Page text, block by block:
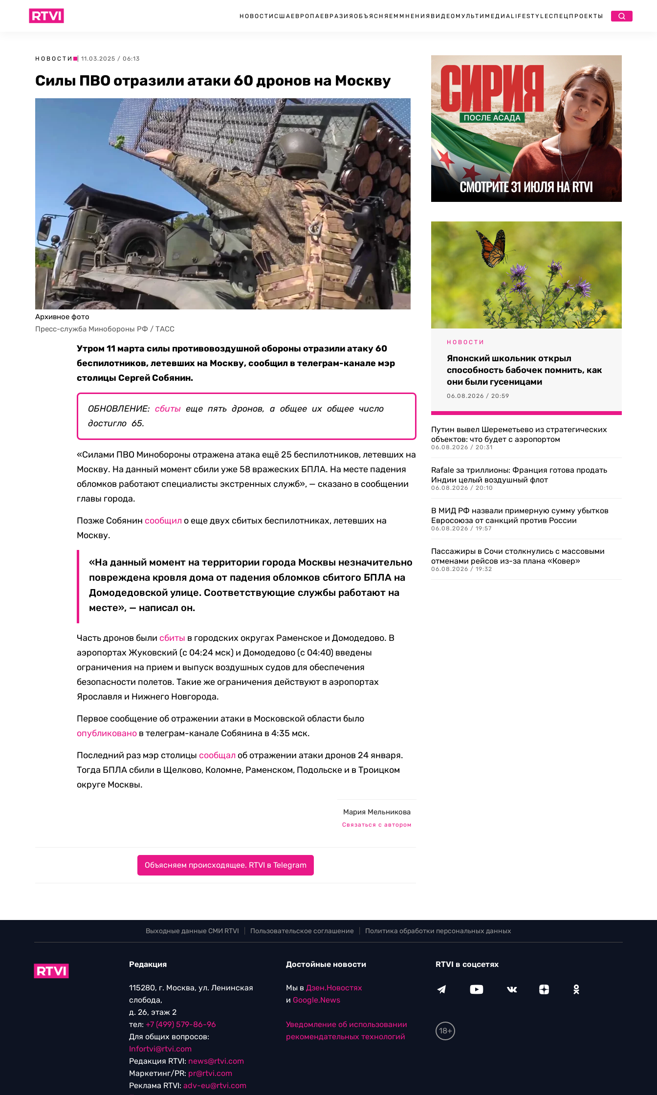
НОВОСТИ США ЕВРОПА ЕВРАЗИЯ ОБЪЯСНЯЕМ МНЕНИЯ ВИДЕО МУЛЬТИМЕДИА LIFESTYLEСПЕЦПРОЕКТЫ
НОВОСТИ | 11.03.2025 / 06:13
Силы ПВО отразили атаки 60 дронов на Москву
Архивное фото
Пресс-служба Минобороны РФ / ТАСС
Утром 11 марта силы противовоздушной обороны отразили атаку 60
беспилотников, летевших на Москву, сообщил в телеграм-канале мэр
столицы Сергей Собянин.
ОБНОВЛЕНИЕ:сбиты еще пять дронов, а общее их общее число
достигло 65.
«Силами ПВО Минобороны отражена атака ещё 25 беспилотников, летевших на
Москву. На данный момент сбили уже 58 вражеских БПЛА. На месте падения
обломков работают специалисты экстренных служб», — сказано в сообщении
главы города.
Позже Собянин сообщил о еще двух сбитых беспилотниках, летевших на
Москву.
«На данный момент на территории города Москвы незначительно
повреждена кровля дома от падения обломков сбитого БПЛА на
Домодедовской улице. Соответствующие службы работают на
месте», — написал он.
Часть дронов были сбиты в городских округах Раменское и Домодедово. В
аэропортах Жуковский (с 04:24 мск) и Домодедово (с 04:40) введены
ограничения на прием и выпуск воздушных судов для обеспечения
безопасности полетов. Такие же ограничения действуют в аэропортах
Ярославля и Нижнего Новгорода.
Первое сообщение об отражении атаки в Московской области было
опубликовано в телеграм-канале Собянина в 4:35 мск.
Последний раз мэр столицы сообщал об отражении атаки дронов 24 января.
Тогда БПЛА сбили в Щелково, Коломне, Раменском, Подольске и в Троицком
округе Москвы.
Мария Мельникова
Связаться с автором
Объясняем происходящее. RTVI в Telegram
НОВОСТИ
Японский школьник открыл
способность бабочек помнить, как
они были гусеницами
06.08.2026 / 20:59
Путин вывел Шереметьево из стратегических
объектов: что будет с аэропортом
06.08.2026 / 20:31
Rafale за триллионы: Франция готова продать
Индии целый воздушный флот
06.08.2026 / 20:10
В МИД РФ назвали примерную сумму убытков
Евросоюза от санкций против России
06.08.2026 / 19:57
Пассажиры в Сочи столкнулись с массовыми
отменами рейсов из-за плана «Ковер»
06.08.2026 / 19:32
Выходные данные СМИ RTVI Пользовательское соглашение Политика обработки персональных данных
Редакция
115280, г. Москва, ул. Ленинская
слобода,
д. 26, этаж 2
тел: +7 (499) 579-86-96
Для общих вопросов:
Infortvi@rtvi.com
Редакция RTVI: news@rtvi.com
Маркетинг/PR: pr@rtvi.com
Реклама RTVI: adv-eu@rtvi.com
Достойные новости
Мы в Дзен.Новостях
и Google.News
Уведомление об использовании
рекомендательных технологий
RTVI в соцсетях
18+